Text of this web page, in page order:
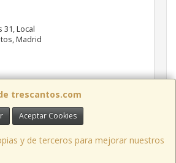
trescantos.com
Aceptar Cookies
y de terceros para mejorar nuestros
31, Local
,Madrid
a 14:00 - 15:30 a 19:00